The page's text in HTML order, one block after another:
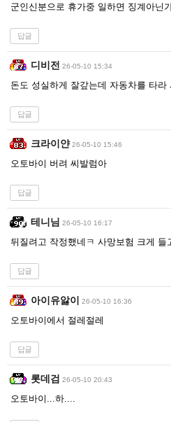
군인신분으로 휴가중 일하면 징계아닌
답글
디비전 26-05-10 15:34
돈도 성실하게 잘갚는데 자동차를 타라
답글
크라이얀 26-05-10 15:46
오토바이 버려 씨발럼아
답글
테니님 26-05-10 16:17
뒤질려고 작정했네ㅋ 사망보험 크게 들
답글
아이유앓이 26-05-10 16:36
오토바이에서 절레절레
답글
롯데검 26-05-10 20:43
오토바이...하....